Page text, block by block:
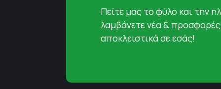
Πείτε μας το φύλο και την
λαμβάνετε νέα &
αποκλειστικά σε εσάς!